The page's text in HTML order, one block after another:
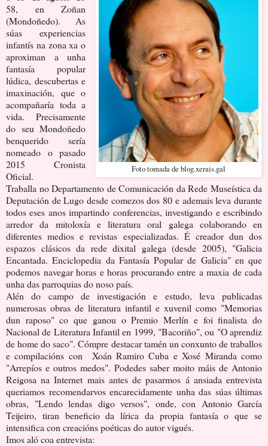
Foto tomada de blog.xerais.gal
58, en Zoñan
(Mondoñedo). As
súas experiencias
infantís na zona xa o
aproximan a unha
fantasía popular
lúdica, descubertas e
imaxinación, que o
acompañaría toda a
vida. Precisamente
do seu Mondoñedo
benquerido sería
nomeado o pasado
2015 Cronista
Oficial.
Traballa no Departamento de Comunicación da Rede Museística da
Deputación de Lugo desde comezos dos 80 e ademais leva durante
todos eses anos impartindo conferencias, investigando e escribindo
arredor da mitoloxía e literatura oral galega colaborando en
diferentes medios e revistas especializadas. É creador dun dos
espazos clásicos da rede dixital galega (desde 2005), "Galicia
Encantada. Enciclopedia da Fantasía Popular de Galicia" en que
podemos navegar horas e horas procurando entre a maxia de cada
unha das parroquias do noso país.
Alén do campo de investigación e estudo, leva publicadas
numerosas obras de literatura infantil e xuvenil como "Memorias
dun raposo" co que ganou o Premio Merlín e foi finalista do
Nacional de Literatura Infantil en 1999, "Bacoriño", ou "O aprendiz
de home do saco". Cómpre destacar tamén un conxunto de traballos
e compilacións con Xoán Ramiro Cuba e Xosé Miranda como
"Arrepíos e outros medos". Podedes saber moito máis de Antonio
Reigosa na Internet mais antes de pasarmos á ansiada entrevista
queriamos recomendarvos encarecidamente unha das súas últimas
obras, "Lendo lendas digo versos", onde, con Antonio García
Teijeiro, tiran beneficio da lírica da propia fantasía o que se
intensifica con creacións poéticas do autor vigués.
Imos aló coa entrevista: